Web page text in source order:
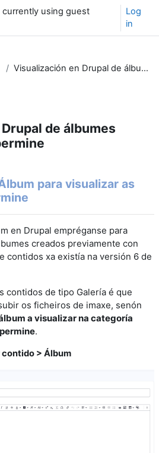
currently using guest
Log
in
Visualización en Drupal de álbumes creados en Coppermine
de álbumes
para visualizar as
en Drupal empréganse para
creados previamente con
contidos xa existía na versión 6 de
contidos de tipo Galería é que
os ficheiros de imaxe, senón
a visualizar na categoría
.
> Álbum